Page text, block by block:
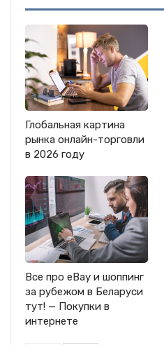
Глобальная картина
рынка онлайн-торговли
в 2026 году
Все про eBay и шоппинг
за рубежом в Беларуси
тут! — Покупки в
интернете